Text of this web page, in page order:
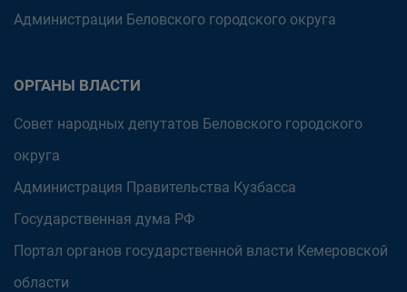
Администрации Беловского городского округа
ОРГАНЫ ВЛАСТИ
Совет народных депутатов Беловского городского
округа
Администрация Правительства Кузбасса
Государственная дума РФ
Портал органов государственной власти Кемеровской
области